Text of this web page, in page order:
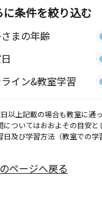
に条件を絞り込む
まの年齢
イン&教室学習
以上記載の場合も教室に通
ついてはおおよその目安と
及び学習方法（教室での学
ページへ戻る